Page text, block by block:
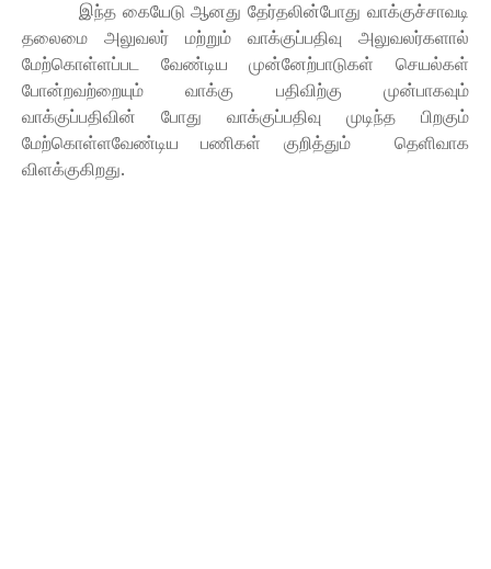
இந்த கையேடு ஆனது தேர்தலின்போது வாக்குச்சாவடி
தலைமை அலுவலர் மற்றும் வாக்குப்பதிவு அலுவலர்களால்
மேற்கொள்ளப்பட வேண்டிய முன்னேற்பாடுகள் செயல்கள்
போன்றவற்றையும் வாக்கு பதிவிற்கு முன்பாகவும்
வாக்குப்பதிவின் போது வாக்குப்பதிவு முடிந்த பிறகும்
மேற்கொள்ளவேண்டிய பணிகள் குறித்தும் தெளிவாக
விளக்குகிறது.